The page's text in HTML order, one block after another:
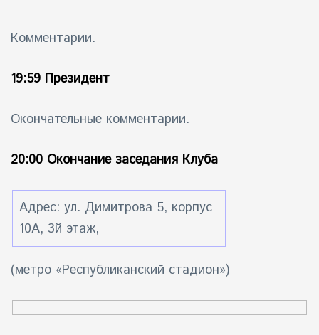
Комментарии.
19:59 Президент
Окончательные комментарии.
20:00 Окончание заседания Клуба
Адрес: ул. Димитрова 5, корпус
10А, 3й этаж,
(метро «Республиканский стадион»)